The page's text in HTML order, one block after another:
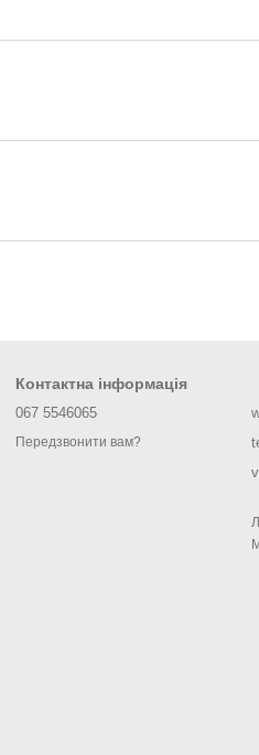
Контактна інформація
067 5546065
Передзвонити вам?